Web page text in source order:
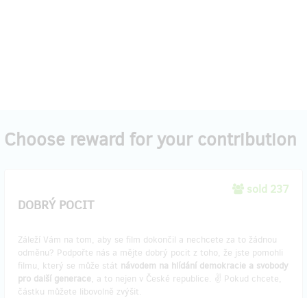
Choose reward for your contribution
sold 237
DOBRÝ POCIT
Záleží Vám na tom, aby se film dokončil a nechcete za to žádnou
odměnu? Podpořte nás a mějte dobrý pocit z toho, že jste pomohli
filmu, který se může stát návodem na hlídání demokracie a svobody
pro další generace, a to nejen v České republice. ✌️ Pokud chcete,
částku můžete libovolně zvýšit.